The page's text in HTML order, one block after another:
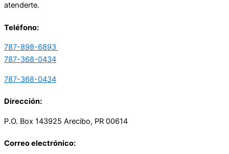
atenderte.
Teléfono:
787-898-6893
787-368-0434
787-368-0434
Dirección:
P.O. Box 143925 Arecibo, PR 00614
Correo electrónico: